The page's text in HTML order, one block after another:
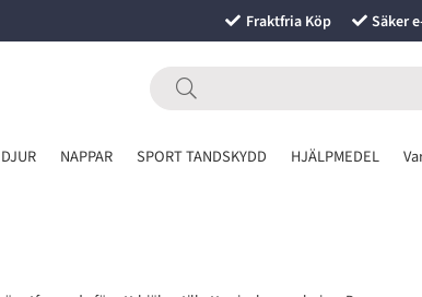
Fraktfria Köp Säker
NAPPAR SPORT TANDSKYDD HJÄLPMEDEL